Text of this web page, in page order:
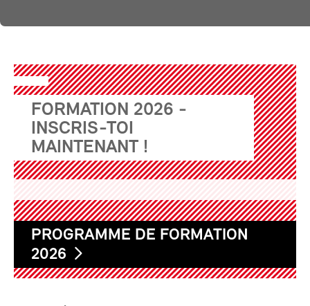
FORMATION 2026 -
INSCRIS-TOI
MAINTENANT !
PROGRAMME DE FORMATION
2026